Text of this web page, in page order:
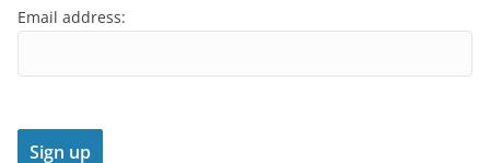
Email address: